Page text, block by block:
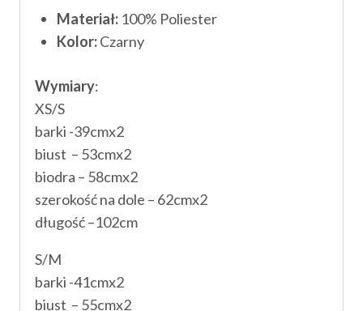
Materiał: 100% Poliester
Kolor:Czarny
Wymiary:
XS/S
barki -39cmx2
biust – 53cmx2
biodra – 58cmx2
szerokość na dole – 62cmx2
długość –102cm
S/M
barki -41cmx2
biust – 55cmx2